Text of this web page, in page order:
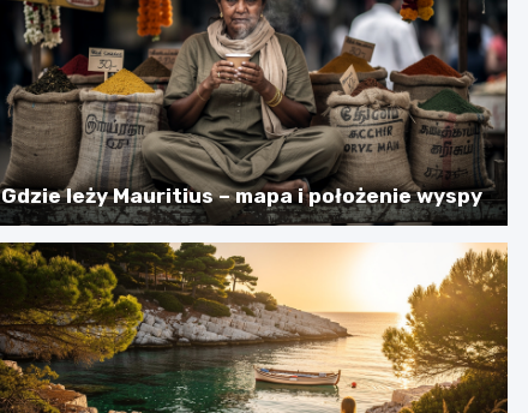
Gdzie leży Mauritius – mapa i położenie wyspy